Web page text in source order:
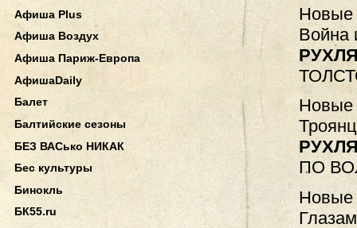
Новые
Война
Новые
ПО
Новые
Афиша Plus
Афиша Воздух
Афиша Париж-Европа
АфишаDaily
Балет
Балтийские сезоны
БЕЗ ВАСько НИКАК
Бес культуры
Бинокль
БК55.ru